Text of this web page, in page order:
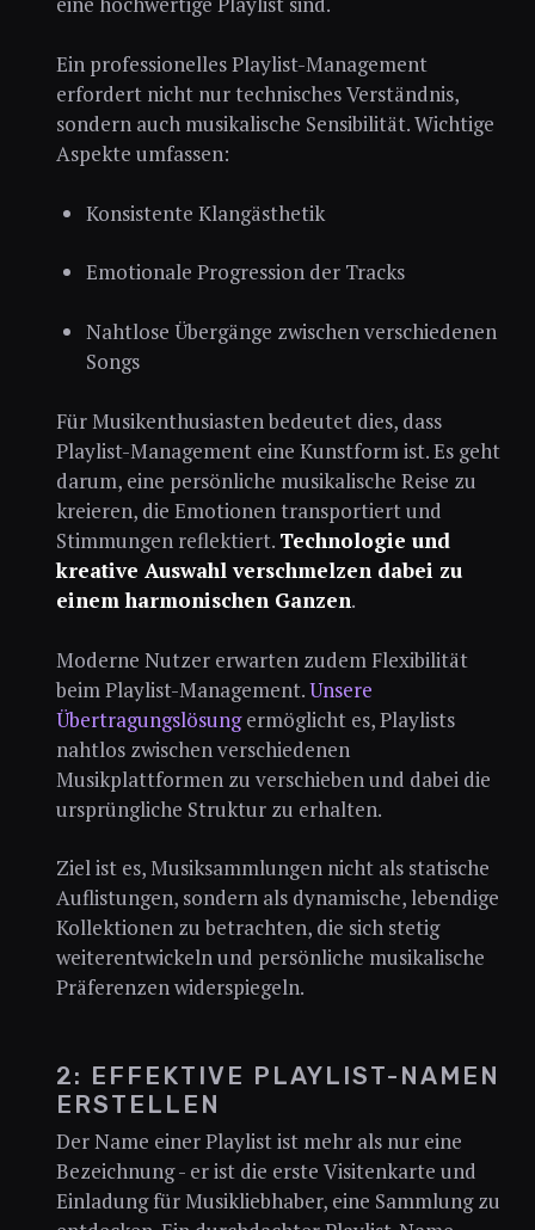
Ein professionelles Playlist-Management
erfordert nicht nur technisches Verständnis,
sondern auch musikalische Sensibilität. Wichtige
Aspekte umfassen:
Konsistente Klangästhetik
Emotionale Progression der Tracks
Nahtlose Übergänge zwischen verschiedenen
Songs
Für Musikenthusiasten bedeutet dies, dass
Playlist-Management eine Kunstform ist. Es geht
darum, eine persönliche musikalische Reise zu
kreieren, die Emotionen transportiert und
Stimmungen reflektiert. Technologie und
kreative Auswahl verschmelzen dabei zu
einem harmonischen Ganzen.
Moderne Nutzer erwarten zudem Flexibilität
beim Playlist-Management.Unsere
Übertragungslösungermöglicht es, Playlists
nahtlos zwischen verschiedenen
Musikplattformen zu verschieben und dabei die
ursprüngliche Struktur zu erhalten.
Ziel ist es, Musiksammlungen nicht als statische
Auflistungen, sondern als dynamische, lebendige
Kollektionen zu betrachten, die sich stetig
weiterentwickeln und persönliche musikalische
Präferenzen widerspiegeln.
2: EFFEKTIVE PLAYLIST-NAMEN
ERSTELLEN
Der Name einer Playlist ist mehr als nur eine
Bezeichnung - er ist die erste Visitenkarte und
Einladung für Musikliebhaber, eine Sammlung zu